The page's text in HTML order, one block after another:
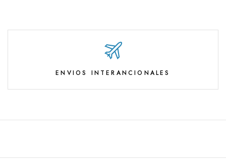
ENVIOS INTERANCIONALES